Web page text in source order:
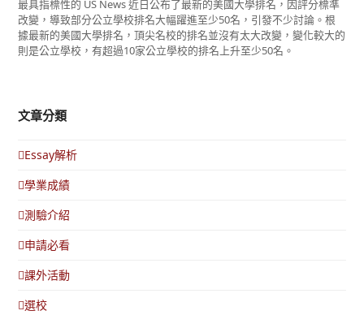
最具指標性的 US News 近日公布了最新的美國大學排名，因評分標準
改變，導致部分公立學校排名大幅躍進至少50名，引發不少討論。根
據最新的美國大學排名，頂尖名校的排名並沒有太大改變，變化較大的
則是公立學校，有超過10家公立學校的排名上升至少50名。
文章分類
Essay解析
學業成績
測驗介紹
申請必看
課外活動
選校